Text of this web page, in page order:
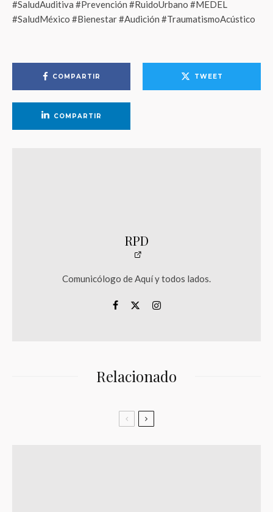
#SaludAuditiva #Prevención #RuidoUrbano #MEDEL
#SaludMéxico #Bienestar #Audición #TraumatismoAcústico
COMPARTIR TWEET
COMPARTIR
RPD
Comunicólogo de Aquí y todos lados.
Relacionado